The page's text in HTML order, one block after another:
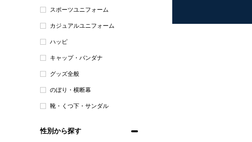
スポーツユニフォーム
カジュアルユニフォーム
ハッピ
キャップ・バンダナ
グッズ全般
のぼり・横断幕
靴・くつ下・サンダル
性別から探す